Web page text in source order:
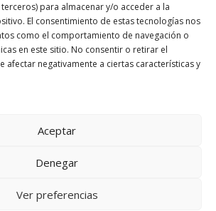
para almacenar y/o acceder a la
El consentimiento de estas tecnologías nos
como el comportamiento de navegación o
en este sitio. No consentir o retirar el
afectar negativamente a ciertas características y
Aceptar
Denegar
Ver preferencias